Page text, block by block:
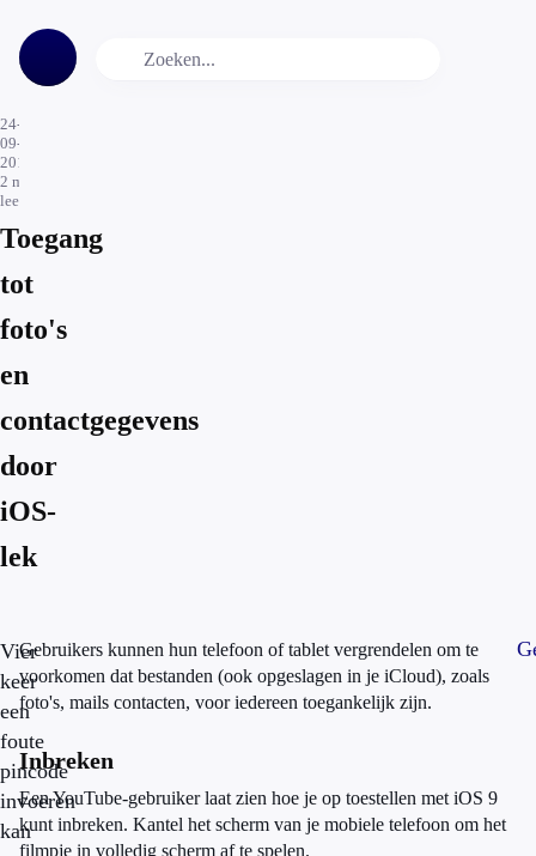
24-
09-
2015
2 min.
leestijd
Toegang
tot
foto's
en
contactgegevens
door
iOS-
lek
Vier
keer
een
foute
pincode
invoeren
kan
Gebruikers kunnen hun telefoon of tablet vergrendelen om te
voorkomen dat bestanden (ook opgeslagen in je iCloud), zoals
foto's, mails contacten, voor iedereen toegankelijk zijn.
Inbreken
Een YouTube-gebruiker laat zien hoe je op toestellen met iOS 9
kunt inbreken. Kantel het scherm van je mobiele telefoon om het
filmpje in volledig scherm af te spelen.